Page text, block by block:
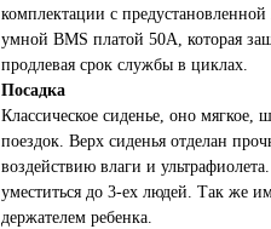
комплектации с
умной BMS платой 50A, которая
продлевая срок службы в циклах.
Посадка
Классическое сиденье, оно мягкое,
поездок. Верх сиденья отделан
воздействию влаги и
уместиться до 3-ех людей. Так же
держателем ребенка.